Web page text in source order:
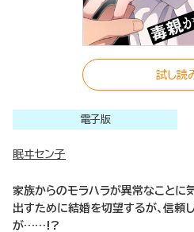
試し読
電子版
眠ヰセン子
家族からのモラハラが異常なことに
出すために結婚を切望するが、信頼
が……!?